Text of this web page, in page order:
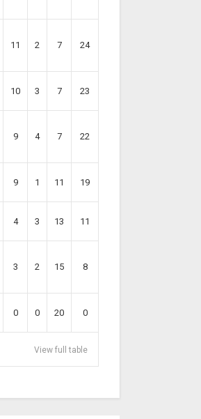
11 2 7 24
10 3 7 23
9 4 7 22
9 1 11 19
4 3 13 11
3 2 15 8
0 0 20 0
View full table